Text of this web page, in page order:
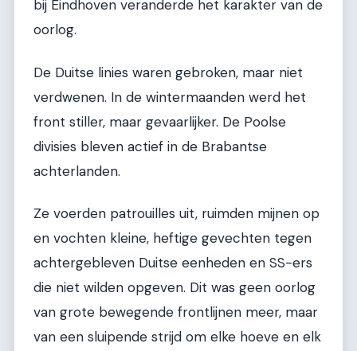
bij Eindhoven veranderde het karakter van de
oorlog.
De Duitse linies waren gebroken, maar niet
verdwenen. In de wintermaanden werd het
front stiller, maar gevaarlijker. De Poolse
divisies bleven actief in de Brabantse
achterlanden.
Ze voerden patrouilles uit, ruimden mijnen op
en vochten kleine, heftige gevechten tegen
achtergebleven Duitse eenheden en SS-ers
die niet wilden opgeven. Dit was geen oorlog
van grote bewegende frontlijnen meer, maar
van een sluipende strijd om elke hoeve en elk